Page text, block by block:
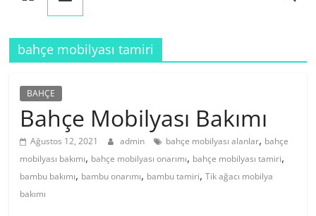
bahçe mobilyası tamiri
BAHÇE
Bahçe Mobilyası Bakımı
Ağustos 12, 2021 admin bahçe mobilyası alanlar, bahçe
mobilyası bakımı, bahçe mobilyası onarımı, bahçe mobilyası tamiri,
bambu bakımı, bambu onarımı, bambu tamiri,Tik ağacı mobilya
bakımı